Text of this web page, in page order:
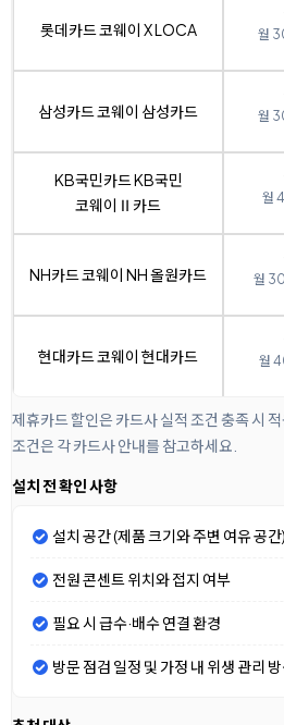
롯데카드 코웨이 X LOCA
월
삼성카드 코웨이 삼성카드
월
KB국민카드 KB국민
코웨이Ⅱ카드
월
NH카드 코웨이 NH 올원카드
월
현대카드 코웨이 현대카드
월
제휴카드 할인은 카드사 실적 조건 충족 시
조건은 각 카드사 안내를 참고하세요.
설치 전 확인 사항
설치 공간 (제품 크기와 주변 여유 공간)
전원 콘센트 위치와 접지 여부
필요 시 급수·배수 연결 환경
방문 점검 일정 및 가정 내 위생 관리 방